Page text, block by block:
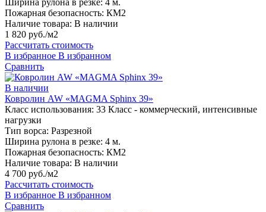
Ширина рулона в резке: 4 м.
Пожарная безопасность: КМ2
Наличие товара: В наличии
1 820 руб./м2
Рассчитать стоимость
В избранное В избранном
Сравнить
В наличии
Ковролин AW «MAGMA Sphinx 39»
Класс использования: 33 Класс - коммерческий, интенсивные
нагрузки
Тип ворса: Разрезной
Ширина рулона в резке: 4 м.
Пожарная безопасность: КМ2
Наличие товара: В наличии
4 700 руб./м2
Рассчитать стоимость
В избранное В избранном
Сравнить